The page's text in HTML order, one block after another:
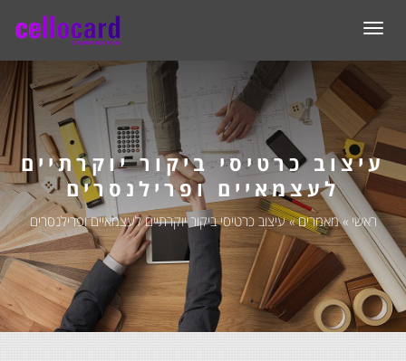
תפריט
עיצוב כרטיסי ביקור יוקרתיים
לעצמאיים ופרילנסרים
ראשי » מאמרים » עיצוב כרטיסי ביקור יוקרתיים לעצמאיים ופרילנסרים